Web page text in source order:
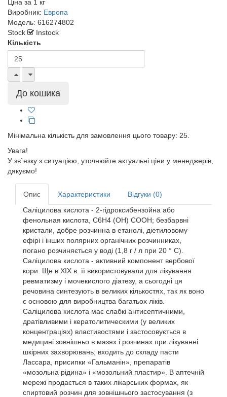
Ціна за 1 кг
Виробник: Европа
Модель: 616274802
Stock
Instock
Кількість
Мінімальна кількість для замовлення цього товару: 25.
Увага!
У зв`язку з ситуацією, уточнюйте актуальні ціни у менеджерів,
дякуємо!
Опис Характеристики
Відгуки (0)
Саліцилова кислота - 2-гідроксибензойна або
фенольная кислота, С6Н4 (ОН) СООН; безбарвні
кристали, добре розчинна в етанолі, діетиловому
ефірі і інших полярних органічних розчинниках,
погано розчиняється у воді (1,8 г / л при 20 ° C).
Саліцилова кислота - активний компонент вербової
кори. Ще в XIX в. її використовували для лікування
ревматизму і мочекислого діатезу, а сьогодні ця
речовина синтезують в великих кількостях, так як воно
є основою для виробництва багатьох ліків.
Саліцилова кислота має слабкі антисептичними,
дратівливими і кератолитическими (у великих
концентраціях) властивостями і застосовується в
медицині зовнішньо в мазях і розчинах при лікуванні
шкірних захворювань; входить до складу пасти
Лассара, присипки «Гальманін», препаратів
«мозольна рідина» і «мозольний пластир». В аптечній
мережі продається в таких лікарських формах, як
спиртовий розчин для зовнішнього застосування (з